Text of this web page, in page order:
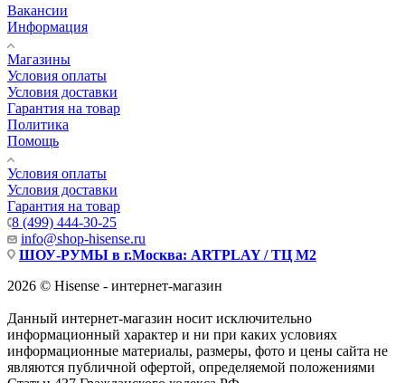
Вакансии
Информация
Магазины
Условия оплаты
Условия доставки
Гарантия на товар
Политика
Помощь
Условия оплаты
Условия доставки
Гарантия на товар
8 (499) 444-30-25
info@shop-hisense.ru
ШОУ-РУМЫ в г.Москва: ARTPLAY / ТЦ М2
2026 © Hisense - интернет-магазин
Данный интернет-магазин носит исключительно
информационный характер и ни при каких условиях
информационные материалы, размеры, фото и цены сайта не
являются публичной офертой, определяемой положениями